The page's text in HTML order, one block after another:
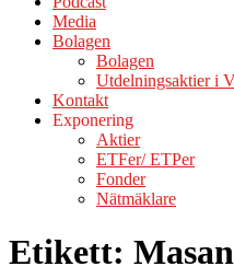
Media
Bolagen
Bolagen
Utdelningsaktier i
Kontakt
Exponering
Aktier
ETFer/ ETPer
Fonder
Nätmäklare
Etikett: